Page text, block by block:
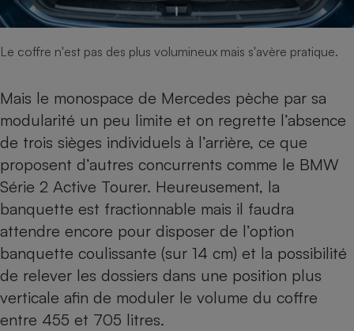
Le coffre n'est pas des plus volumineux mais s'avère pratique.
Mais le monospace de Mercedes pèche par sa
modularité un peu limite et on regrette l’absence
de trois sièges individuels à l’arrière, ce que
proposent d’autres concurrents comme le BMW
Série 2 Active Tourer. Heureusement, la
banquette est fractionnable mais il faudra
attendre encore pour disposer de l’option
banquette coulissante (sur 14 cm) et la possibilité
de relever les dossiers dans une position plus
verticale afin de moduler le volume du coffre
entre 455 et 705 litres.